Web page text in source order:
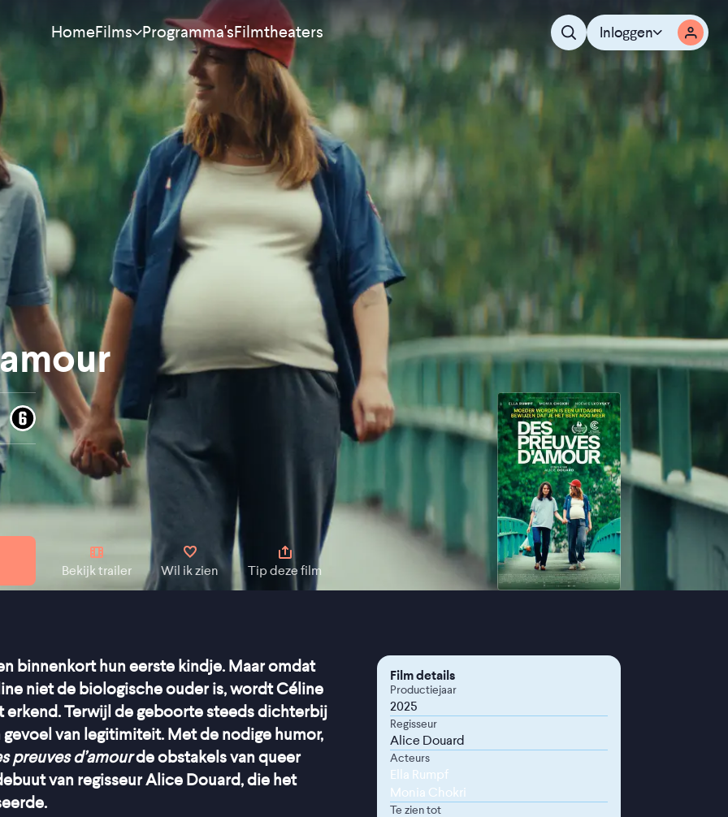
HomeFilms
Meest bekeken
Aanraders
Binnenkort
Alle films
Programma'sFilmtheaters Inloggen
Bekijk trailer Wil ik zien Tip deze film
binnenkort hun eerste kindje. Maar omdat
niet de biologische ouder is, wordt Céline
erkend. Terwijl de geboorte steeds dichterbij
van legitimiteit. Met de nodige humor,
preuves d’amourde obstakels van queer
van regisseur Alice Douard, die het
Film details
Productiejaar
2025
Regisseur
Alice Douard
Acteurs
Ella Rumpf
Monia Chokri
Te zien tot